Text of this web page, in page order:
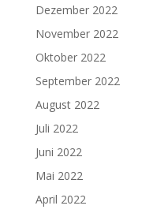
Dezember 2022
November 2022
Oktober 2022
September 2022
August 2022
Juli 2022
Juni 2022
Mai 2022
April 2022